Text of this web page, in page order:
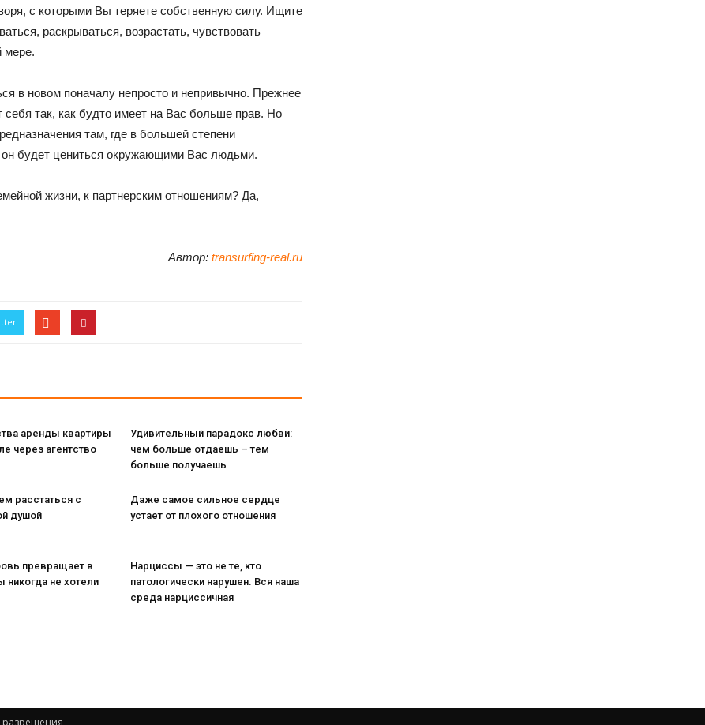
с которыми Вы теряете собственную силу. Ищите
раскрываться, возрастать, чувствовать
мере.
в новом поначалу непросто и непривычно. Прежнее
себя так, как будто имеет на Вас больше прав. Но
там, где в большей степени
будет цениться окружающими Вас людьми.
жизни, к партнерским отношениям? Да,
Автор: transurfing-real.ru
аренды квартиры
через агентство
Удивительный парадокс любви:
чем больше отдаешь – тем
больше получаешь
расстаться с
душой
Даже самое сильное сердце
устает от плохого отношения
превращает в
никогда не хотели
Нарциссы — это не те, кто
патологически нарушен. Вся наша
среда нарциссичная
разрешения